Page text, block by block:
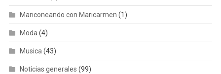
Mariconeando con Maricarmen (1)
Moda (4)
Musica (43)
Noticias generales (99)